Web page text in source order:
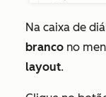
Na caixa de
branco no
layout.